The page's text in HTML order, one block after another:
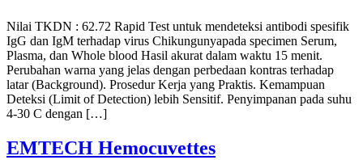
Nilai TKDN : 62.72 Rapid Test untuk mendeteksi antibodi spesifik
IgG dan IgM terhadap virus Chikungunyapada specimen Serum,
Plasma, dan Whole blood Hasil akurat dalam waktu 15 menit.
Perubahan warna yang jelas dengan perbedaan kontras terhadap
latar (Background). Prosedur Kerja yang Praktis. Kemampuan
Deteksi (Limit of Detection) lebih Sensitif. Penyimpanan pada suhu
4-30 C dengan […]
EMTECH Hemocuvettes